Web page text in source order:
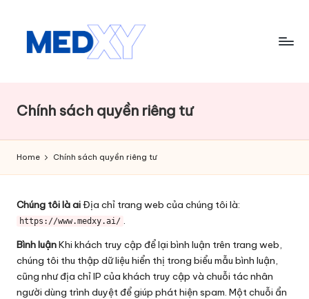
e
d
x
y
A
I
Chính sách quyền riêng tư
Home Chính sách quyền riêng tư
Chúng tôi là aiĐịa chỉ trang web của chúng tôi là:
https://www.medxy.ai/ .
Bình luậnKhi khách truy cập để lại bình luận trên trang web,
chúng tôi thu thập dữ liệu hiển thị trong biểu mẫu bình luận,
cũng như địa chỉ IP của khách truy cập và chuỗi tác nhân
người dùng trình duyệt để giúp phát hiện spam. Một chuỗi ẩn